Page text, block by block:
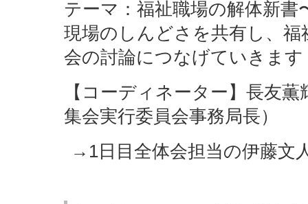
テーマ：福祉職場の解体新
現場のしんどさを共有し、
会の討論につなげていきます
【コーディネーター】長友
集会実行委員会事務局長）
→1日目全体会担当の伊藤文